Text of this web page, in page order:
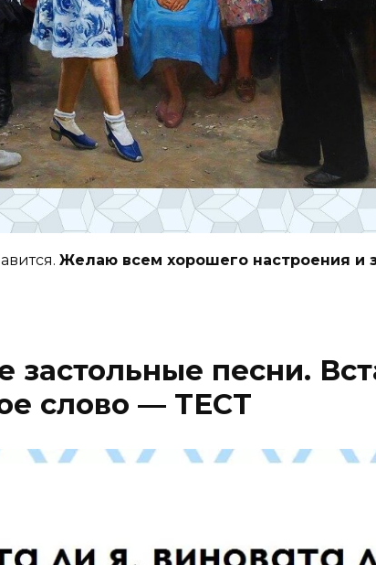
Желаю всем хорошего настроения и
песни.
слово — ТЕСТ